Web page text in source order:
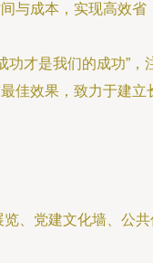
与成本，实现高效省
功才是我们的成功”，
佳效果，致力于建立
、党建文化墙、公共